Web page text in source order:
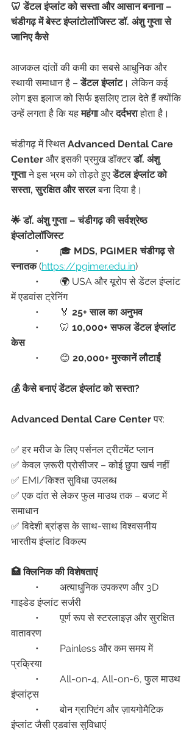
🦷 डेंटल इंप्लांट को सस्ता और आसान बनाना –
चंडीगढ़ में बेस्ट इंप्लांटोलॉजिस्ट डॉ. अंशु गुप्ता से
जानिए कैसे
आजकल दांतों की कमी का सबसे आधुनिक और
स्थायी समाधान है – डेंटल इंप्लांट। लेकिन कई
लोग इस इलाज को सिर्फ इसलिए टाल देते हैं क्योंकि
उन्हें लगता है कि यह महंगा और दर्दभरा होता है।
चंडीगढ़ में स्थित Advanced Dental Care
Center और इसकी प्रमुख डॉक्टर डॉ. अंशु
गुप्ता ने इस भ्रम को तोड़ते हुए डेंटल इंप्लांट को
सस्ता, सुरक्षित और सरल बना दिया है।
🌟 डॉ. अंशु गुप्ता – चंडीगढ़ की सर्वश्रेष्ठ
इंप्लांटोलॉजिस्ट
	•	🎓
MDS, PGIMER चंडीगढ़ से
स्नातक (https://pgimer.edu.in)
में एडवांस ट्रेनिंग
	•	🏅
25+ साल का अनुभव
	•	🦷
10,000+ सफल डेंटल इंप्लांट
केस
	•	😊
20,000+ मुस्कानें लौटाईं
💰 कैसे बनाएं डेंटल इंप्लांट को सस्ता?
Advanced Dental Care Center पर:
✅ हर मरीज के लिए पर्सनल ट्रीटमेंट प्लान
✅ केवल ज़रूरी प्रोसीजर – कोई छुपा खर्च नहीं
✅ EMI/किश्त सुविधा उपलब्ध
✅ एक दांत से लेकर फुल माउथ तक – बजट में
समाधान
✅ विदेशी ब्रांड्स के साथ-साथ विश्वसनीय
भारतीय इंप्लांट विकल्प
🏥 क्लिनिक की विशेषताएं
गाइडेड इंप्लांट सर्जरी
वातावरण
प्रक्रिया
इंप्लांट्स
इंप्लांट जैसी एडवांस सुविधाएं